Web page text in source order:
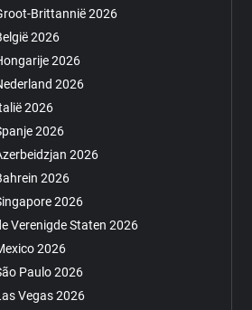
Brittannië 2026
2026
2026
2026
2026
2026
2026
2026
2026
Verenigde Staten 2026
2026
Paulo 2026
Vegas 2026